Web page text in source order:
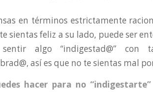
en términos estrictamente
sientas feliz a su lado, puede ser
sentir algo “indigestad@”
así es que no te sientas mal
hacer para no